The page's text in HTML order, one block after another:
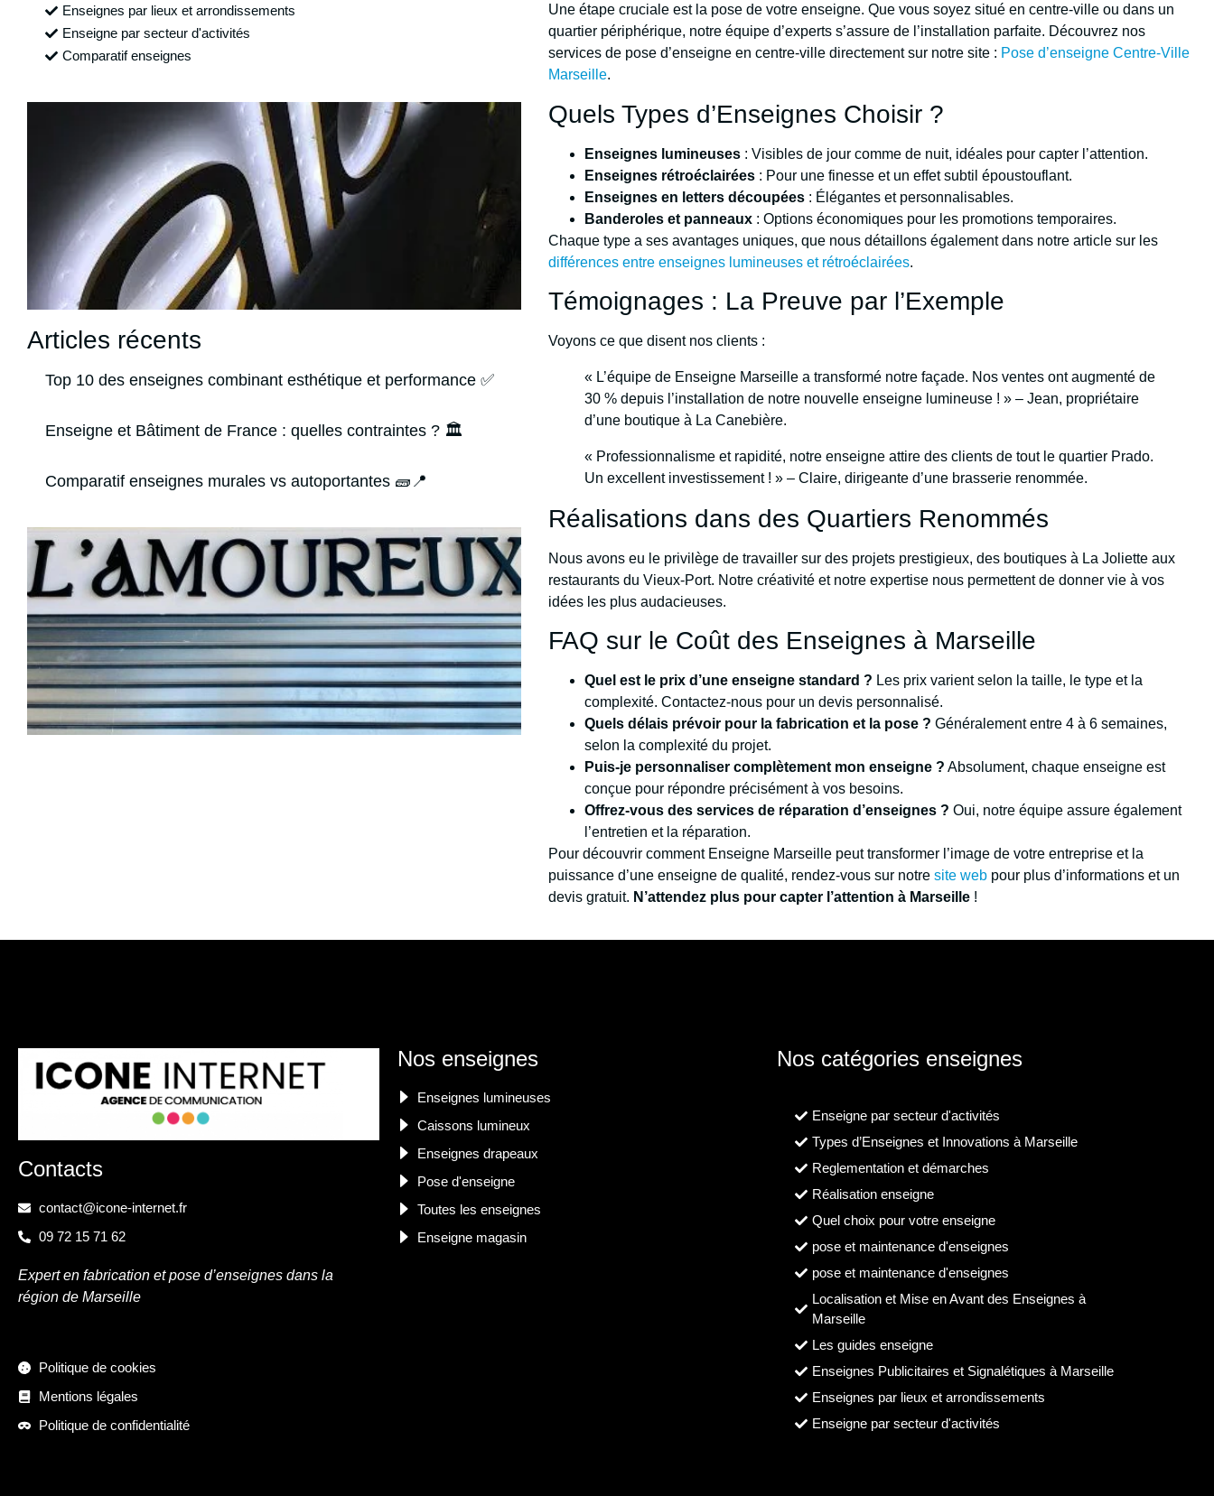
Enseignes par lieux et arrondissements
Enseigne par secteur d'activités
Comparatif enseignes
Articles récents
Top 10 des enseignes combinant esthétique et performance ✅
Enseigne et Bâtiment de France : quelles contraintes ? 🏛️
Comparatif enseignes murales vs autoportantes 🧱📍
Une étape cruciale est la pose de votre enseigne. Que vous soyez situé en centre-ville ou dans un
quartier périphérique, notre équipe d’experts s’assure de l’installation parfaite. Découvrez nos
services de pose d’enseigne en centre-ville directement sur notre site : Pose d’enseigne Centre-Ville
Marseille.
Quels Types d’Enseignes Choisir ?
Enseignes lumineuses : Visibles de jour comme de nuit, idéales pour capter l’attention.
Enseignes rétroéclairées : Pour une finesse et un effet subtil époustouflant.
Enseignes en letters découpées : Élégantes et personnalisables.
Banderoles et panneaux : Options économiques pour les promotions temporaires.
Chaque type a ses avantages uniques, que nous détaillons également dans notre article sur les
différences entre enseignes lumineuses et rétroéclairées.
Témoignages : La Preuve par l’Exemple
Voyons ce que disent nos clients :
« L’équipe de Enseigne Marseille a transformé notre façade. Nos ventes ont augmenté de
30 % depuis l’installation de notre nouvelle enseigne lumineuse ! » – Jean, propriétaire
d’une boutique à La Canebière.
« Professionnalisme et rapidité, notre enseigne attire des clients de tout le quartier Prado.
Un excellent investissement ! » – Claire, dirigeante d’une brasserie renommée.
Réalisations dans des Quartiers Renommés
Nous avons eu le privilège de travailler sur des projets prestigieux, des boutiques à La Joliette aux
restaurants du Vieux-Port. Notre créativité et notre expertise nous permettent de donner vie à vos
idées les plus audacieuses.
FAQ sur le Coût des Enseignes à Marseille
Quel est le prix d’une enseigne standard ? Les prix varient selon la taille, le type et la
complexité. Contactez-nous pour un devis personnalisé.
Quels délais prévoir pour la fabrication et la pose ? Généralement entre 4 à 6 semaines,
selon la complexité du projet.
Puis-je personnaliser complètement mon enseigne ? Absolument, chaque enseigne est
conçue pour répondre précisément à vos besoins.
Offrez-vous des services de réparation d’enseignes ? Oui, notre équipe assure également
l’entretien et la réparation.
Pour découvrir comment Enseigne Marseille peut transformer l’image de votre entreprise et la
puissance d’une enseigne de qualité, rendez-vous sur notresite web pour plus d’informations et un
devis gratuit. N’attendez plus pour capter l’attention à Marseille !
Contacts
contact@icone-internet.fr
09 72 15 71 62
Expert en fabrication et pose d’enseignes dans la
région de Marseille
Politique de cookies
Mentions légales
Politique de confidentialité
Nos enseignes
Enseignes lumineuses
Caissons lumineux
Enseignes drapeaux
Pose d'enseigne
Toutes les enseignes
Enseigne magasin
Nos catégories enseignes
Enseigne par secteur d'activités
Types d’Enseignes et Innovations à Marseille
Reglementation et démarches
Réalisation enseigne
Quel choix pour votre enseigne
pose et maintenance d'enseignes
pose et maintenance d'enseignes
Localisation et Mise en Avant des Enseignes à
Marseille
Les guides enseigne
Enseignes Publicitaires et Signalétiques à Marseille
Enseignes par lieux et arrondissements
Enseigne par secteur d'activités